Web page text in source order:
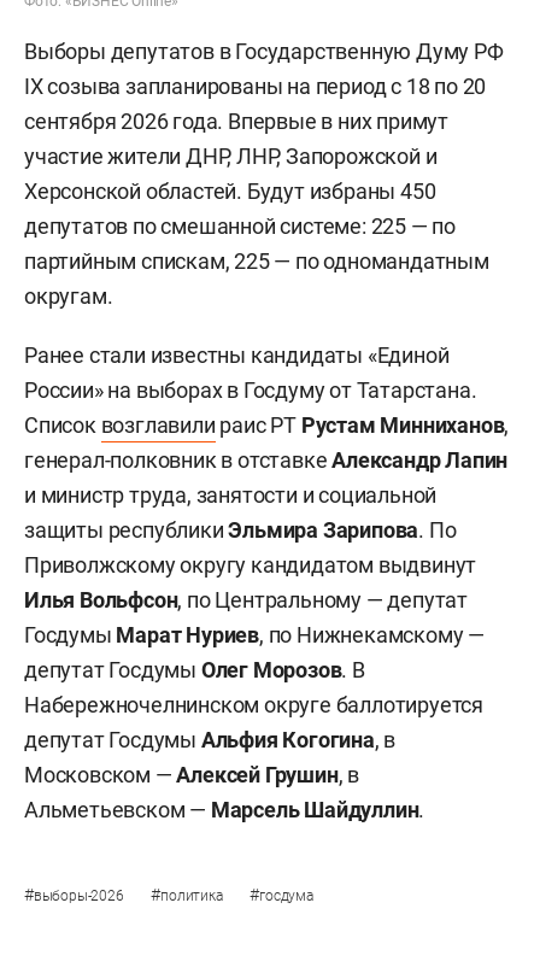
Выборы депутатов в Государственную Думу РФ
IX созыва запланированы на период с 18 по 20
сентября 2026 года. Впервые в них примут
участие жители ДНР, ЛНР, Запорожской и
Херсонской областей. Будут избраны 450
депутатов по смешанной системе: 225 — по
партийным спискам, 225 — по одномандатным
округам.
Ранее стали известны кандидаты «Единой
России» на выборах в Госдуму от Татарстана.
Список возглавили раис РТ Рустам Минниханов,
генерал-полковник в отставкеАлександр Лапин
и министр труда, занятости и социальной
защиты республикиЭльмира Зарипова. По
Приволжскому округу кандидатом выдвинут
Илья Вольфсон, по Центральному — депутат
Госдумы Марат Нуриев, по Нижнекамскому —
депутат Госдумы Олег Морозов. В
Набережночелнинском округе баллотируется
депутат Госдумы Альфия Когогина, в
Московском —Алексей Грушин, в
Альметьевском — Марсель Шайдуллин.
#выборы-2026 #политика #госдума